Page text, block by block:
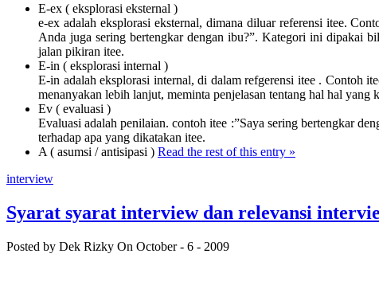
E-ex ( eksplorasi eksternal )
e-ex adalah eksplorasi eksternal, dimana diluar referensi itee.
Anda juga sering bertengkar dengan ibu?”. Kategori ini dipakai
jalan pikiran itee.
E-in ( eksplorasi internal )
E-in adalah eksplorasi internal, di dalam refgerensi itee . Contoh
menanyakan lebih lanjut, meminta penjelasan tentang hal hal yang
Ev ( evaluasi )
Evaluasi adalah penilaian. contoh itee :”Saya sering bertengkar
terhadap apa yang dikatakan itee.
A ( asumsi / antisipasi ) Read the rest of this entry »
interview
Syarat syarat interview dan relevansi
Posted by Dek Rizky On October - 6 - 2009